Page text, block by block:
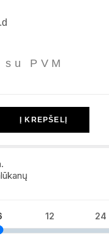
su PVM
Į KREPŠELĮ